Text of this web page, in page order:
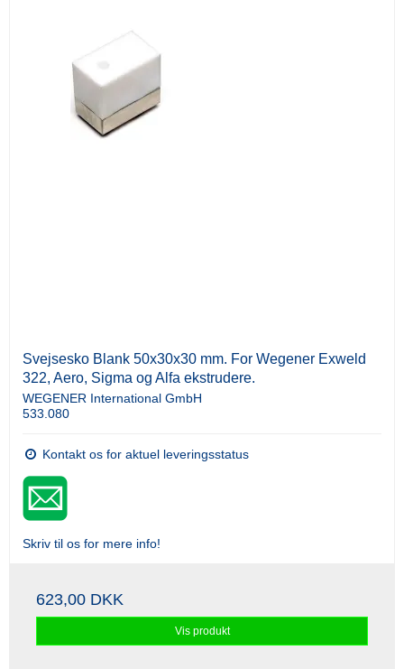
Svejsesko Blank 50x30x30 mm. For Wegener Exweld
322, Aero, Sigma og Alfa ekstrudere.
WEGENER International GmbH
533.080
Kontakt os for aktuel leveringsstatus
Skriv til os for mere info!
623,00 DKK
Vis produkt